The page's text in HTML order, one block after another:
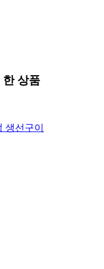
한 상품
선구이